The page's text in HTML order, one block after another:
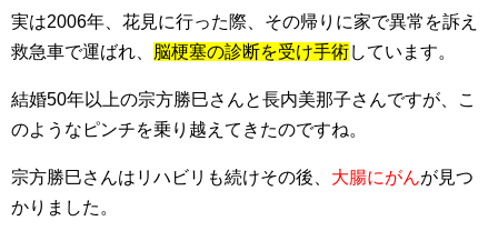
実は2006年、花見に行った際、その帰りに家で異常を訴え
救急車で運ばれ、
脳梗塞の診断を受け手術しています。
結婚50年以上の宗方勝巳さんと長内美那子さんですが、こ
のようなピンチを乗り越えてきたのですね。
宗方勝巳さんはリハビリも続けその後、 大腸にがんが見つ
かりました。